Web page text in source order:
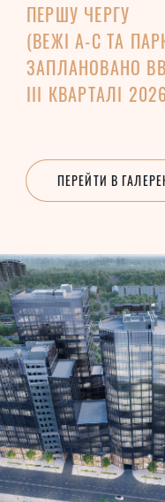
ПЕРШУ ЧЕРГУ
(ВЕЖІ A-C ТА
ЗАПЛАНОВАНО
III КВАРТАЛІ
ПЕРЕЙТИ В